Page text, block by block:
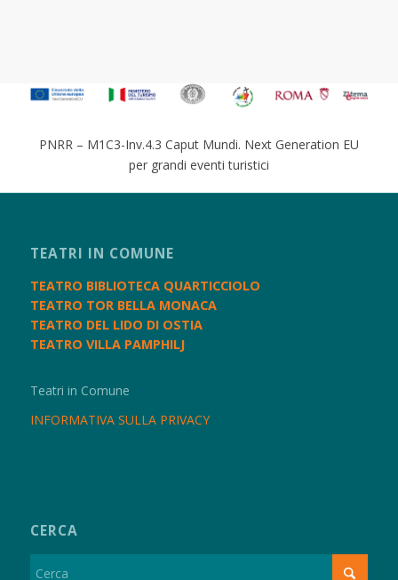
PNRR – M1C3-Inv.4.3 Caput Mundi. Next Generation EU
per grandi eventi turistici
TEATRI IN COMUNE
TEATRO BIBLIOTECA QUARTICCIOLO
TEATRO TOR BELLA MONACA
TEATRO DEL LIDO DI OSTIA
TEATRO VILLA PAMPHILJ
Teatri in Comune
INFORMATIVA SULLA PRIVACY
CERCA